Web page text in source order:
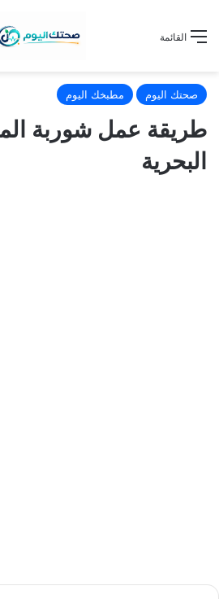
القائمة
صحتك اليوم مطبخك اليوم
طريقة عمل شوربة
البحرية